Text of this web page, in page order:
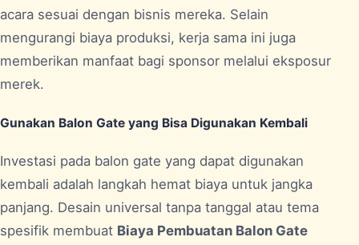
acara sesuai dengan bisnis mereka. Selain
mengurangi biaya produksi, kerja sama ini juga
memberikan manfaat bagi sponsor melalui eksposur
merek.
Gunakan Balon Gate yang Bisa Digunakan Kembali
Investasi pada balon gate yang dapat digunakan
kembali adalah langkah hemat biaya untuk jangka
panjang. Desain universal tanpa tanggal atau tema
spesifik membuat Biaya Pembuatan Balon Gate